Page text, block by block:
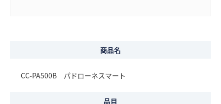
商品名
CC-PA500B パドローネスマート
品目